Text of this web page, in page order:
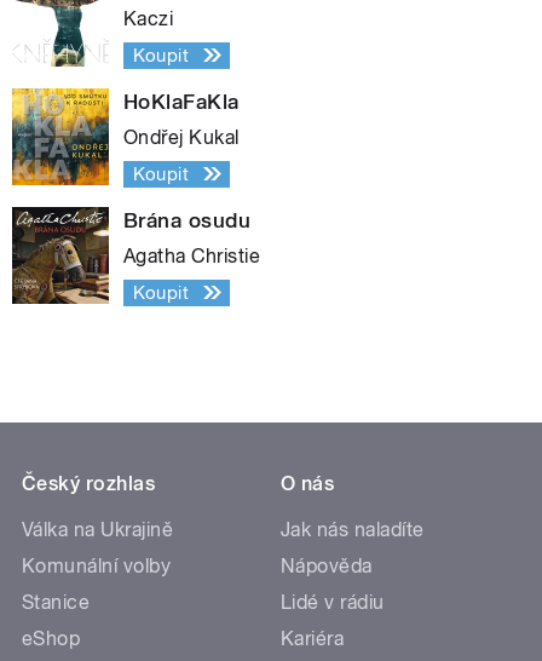
Kaczi
Koupit
HoKlaFaKla
Ondřej Kukal
Koupit
Brána osudu
Agatha Christie
Koupit
Český rozhlas
Válka na Ukrajině
Komunální volby
Stanice
eShop
O nás
Jak nás naladíte
Nápověda
Lidé v rádiu
Kariéra